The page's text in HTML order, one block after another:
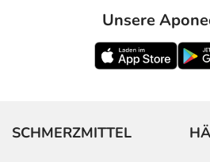
Unsere
SCHMERZMITTEL